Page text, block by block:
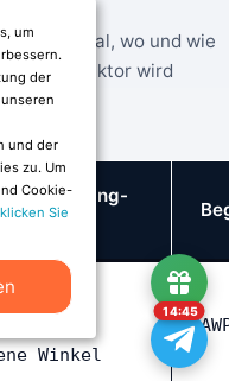
wo und wie
Dieser Faktor wird
Opening-
Spots
Winkel
um
der
und der
zu. Um
Cookie-
klicken Sie
14:44